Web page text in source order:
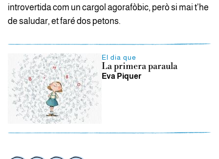
introvertida com un cargol agorafòbic, però si mai t'he
de saludar, et faré dos petons.
El dia que
La primera paraula
Eva Piquer